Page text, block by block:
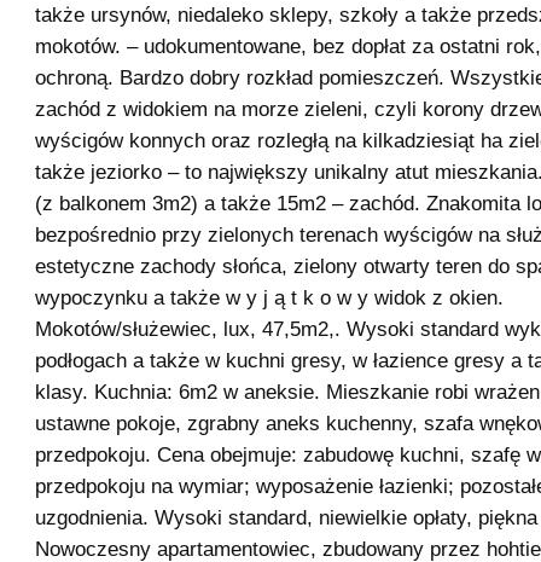
także ursynów, niedaleko sklepy, szkoły a także
mokotów. – udokumentowane, bez dopłat za ostatni
ochroną. Bardzo dobry rozkład pomieszczeń.
zachód z widokiem na morze zieleni, czyli korony
wyścigów konnych oraz rozległą na kilkadziesiąt ha
także jeziorko – to największy unikalny atut
(z balkonem 3m2) a także 15m2 – zachód. Znakomita
bezpośrednio przy zielonych terenach wyścigów na
estetyczne zachody słońca, zielony otwarty teren do
wypoczynku a także w y j ą t k o w y widok z okien.
Mokotów/służewiec, lux, 47,5m2,. Wysoki standard
podłogach a także w kuchni gresy, w łazience gresy a
klasy. Kuchnia: 6m2 w aneksie. Mieszkanie robi
ustawne pokoje, zgrabny aneks kuchenny, szafa
przedpokoju. Cena obejmuje: zabudowę kuchni, szafę
przedpokoju na wymiar; wyposażenie łazienki;
uzgodnienia. Wysoki standard, niewielkie opłaty,
Nowoczesny apartamentowiec, zbudowany przez